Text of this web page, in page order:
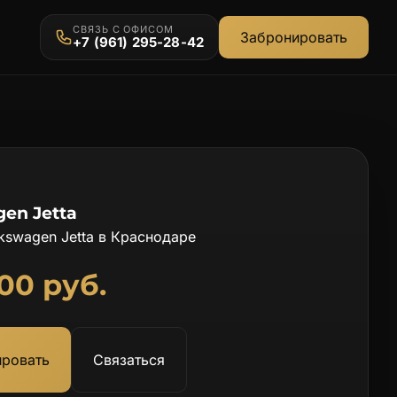
СВЯЗЬ С ОФИСОМ
+7 (961) 295-28-42 Забронировать
Jetta
Jetta в Краснодаре
руб.
Связаться